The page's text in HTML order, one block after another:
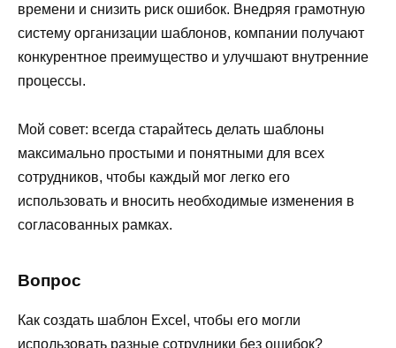
времени и снизить риск ошибок. Внедряя грамотную
систему организации шаблонов, компании получают
конкурентное преимущество и улучшают внутренние
процессы.
Мой совет: всегда старайтесь делать шаблоны
максимально простыми и понятными для всех
сотрудников, чтобы каждый мог легко его
использовать и вносить необходимые изменения в
согласованных рамках.
Вопрос
Как создать шаблон Excel, чтобы его могли
использовать разные сотрудники без ошибок?